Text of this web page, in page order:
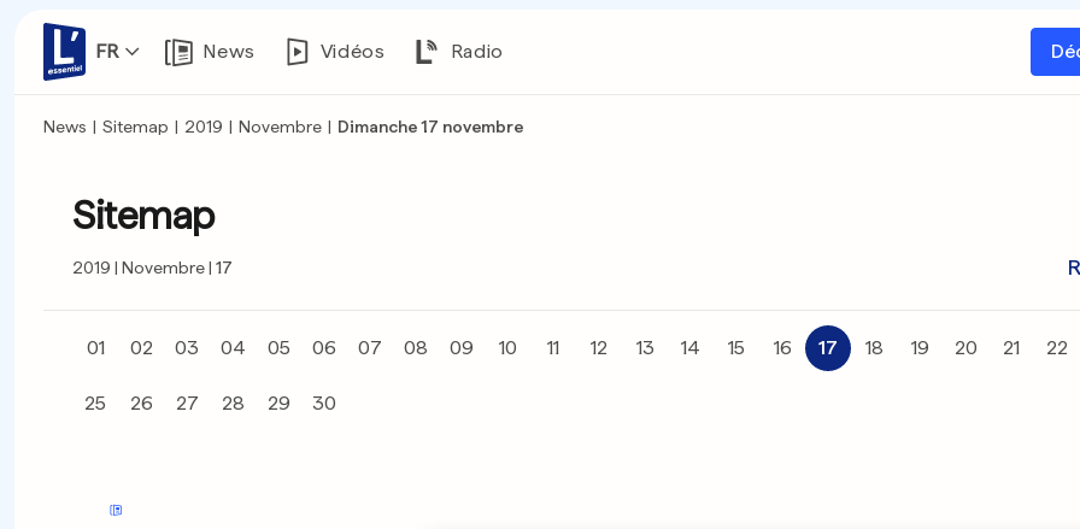
FR News Vidéos Radio
News | Sitemap | 2019 | Novembre | Dimanche 17 novembre
Sitemap
2019 Novembre 17
01 02 03 04 05 06 07 08 09 10 11 12 13 14 15 16 17 18 19 20 21 22
25 26 27 28 29 30